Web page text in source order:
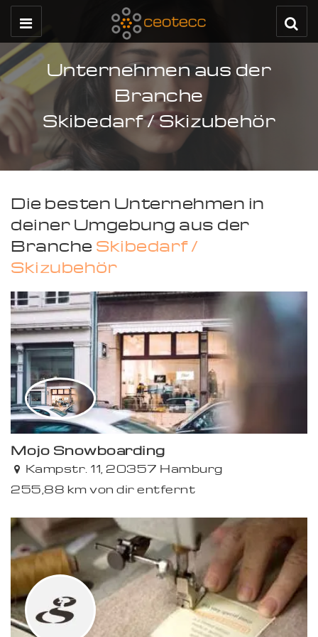
Unternehmen aus der
Branche
Skibedarf / Skizubehör
Die besten Unternehmen in
deiner Umgebung aus der
Branche Skibedarf /
Skizubehör
Mojo Snowboarding
Kampstr. 11, 20357 Hamburg
255,88 km von dir entfernt